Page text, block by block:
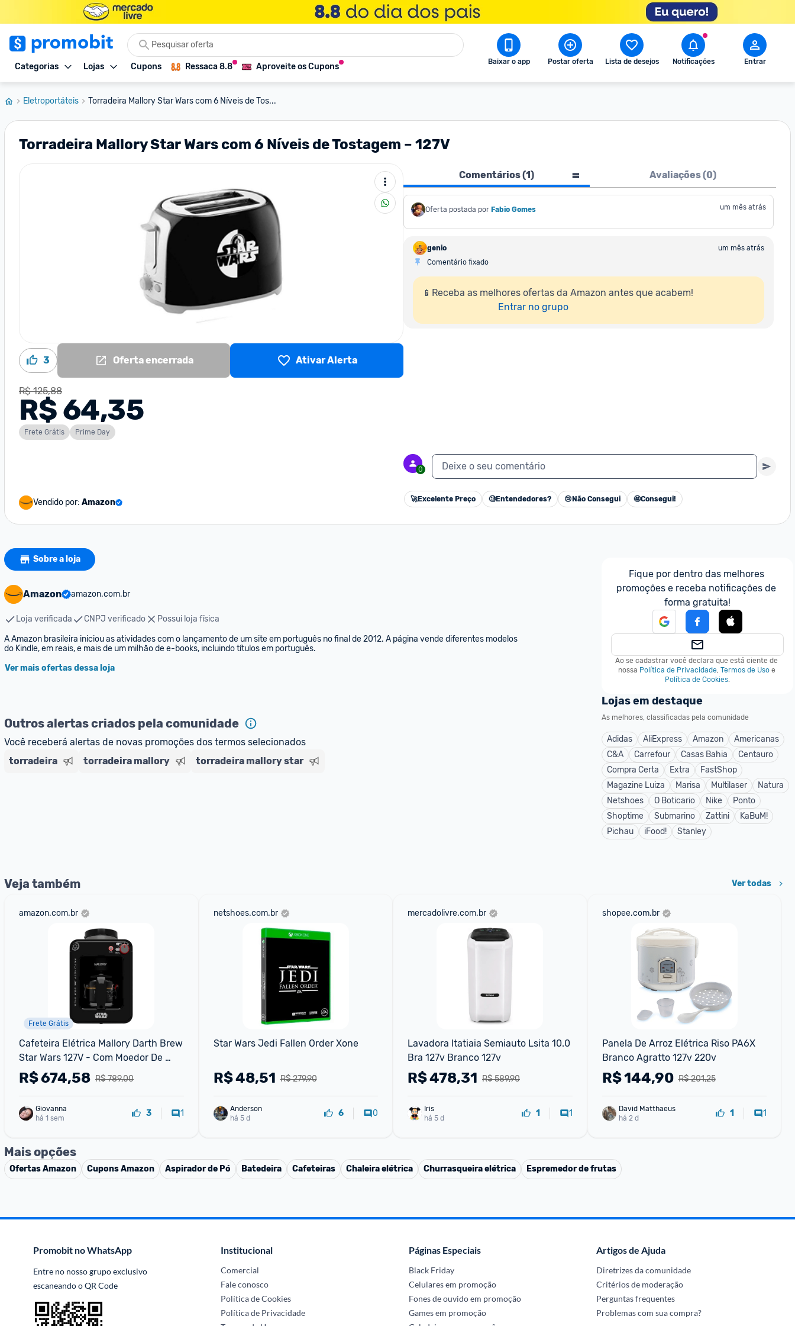
Categorias Lojas Cupons Ressaca 8.8 Aproveite os Cupons Baixar o app Postar oferta Lista de desejos Notificações Entrar
Eletroportáteis Torradeira Mallory Star Wars com 6 Níveis de Tos...
Torradeira Mallory Star Wars com 6 Níveis de Tostagem – 127V
3 Oferta encerrada Ativar Alerta
R$ 125,88
R$ 64,35
Frete Grátis Prime Day
Vendido por: Amazon
Comentários (1) Avaliações (0)
Oferta postada por Fabio Gomes um mês atrás
genio
um mês atrás
Comentário fixado
📱Receba as melhores ofertas da Amazon antes que acabem!
Entrar no grupo
0 Deixe o seu comentário
🚀Excelente Preço 🧐Entendedores? 😢 Não Consegui 🤩Consegui!
Sobre a loja
Amazon amazon.com.br
Loja verificada CNPJ verificado
Possui loja física
A Amazon brasileira iniciou as atividades com o lançamento de um site em português no final de 2012. A página vende diferentes modelos
do Kindle, em reais, e mais de um milhão de e-books, incluindo títulos em português.
Ver mais ofertas dessa loja
Outros alertas criados pela comunidade
Você receberá alertas de novas promoções dos termos selecionados
torradeira
torradeira mallory torradeira mallory star
Fique por dentro das melhores
promoções e receba notificações de
forma gratuita!
Ao se cadastrar você declara que está ciente de
nossa Política de Privacidade, Termos de Uso e
Política de Cookies.
Lojas em destaque
As melhores, classificadas pela comunidade
Adidas AliExpress Amazon
Americanas
C&A
Carrefour Casas Bahia
Centauro
Compra Certa
Extra
FastShop
Magazine Luiza
Marisa Multilaser
Natura
Netshoes
O Boticario Nike
Ponto
Shoptime
Submarino Zattini
KaBuM!
Pichau
iFood! Stanley
Veja também Ver todas
amazon.com.br
Frete Grátis
Cafeteira Elétrica Mallory Darth Brew
Star Wars 127V - Com Moedor De
Grãos – Edição Limitada Numerada
R$ 789,00
R$674,58
Giovanna
há 1 sem
3 1
netshoes.com.br
Star Wars Jedi Fallen Order Xone
R$ 279,90
R$48,51
Anderson
há 5 d
6 0
mercadolivre.com.br
Lavadora Itatiaia Semiauto Lsita 10.0
Bra 127v Branco 127v
R$ 589,90
R$478,31
Iris
há 5 d
1 1
shopee.com.br
Panela De Arroz Elétrica Riso PA6X
Branco Agratto 127v 220v
R$ 201,25
R$144,90
David Matthaeus
há 2 d
1 1
Mais opções
OfertasAmazon CuponsAmazon Aspirador de Pó Batedeira Cafeteiras Chaleira elétrica Churrasqueira elétrica Espremedor de frutas
Promobit no WhatsApp
Entre no nosso grupo exclusivo
escaneando o QR Code
Institucional
Comercial
Fale conosco
Política de Cookies
Política de Privacidade
Páginas Especiais
Black Friday
Celulares em promoção
Fones de ouvido em promoção
Games em promoção
Artigos de Ajuda
Diretrizes da comunidade
Critérios de moderação
Perguntas frequentes
Problemas com sua compra?